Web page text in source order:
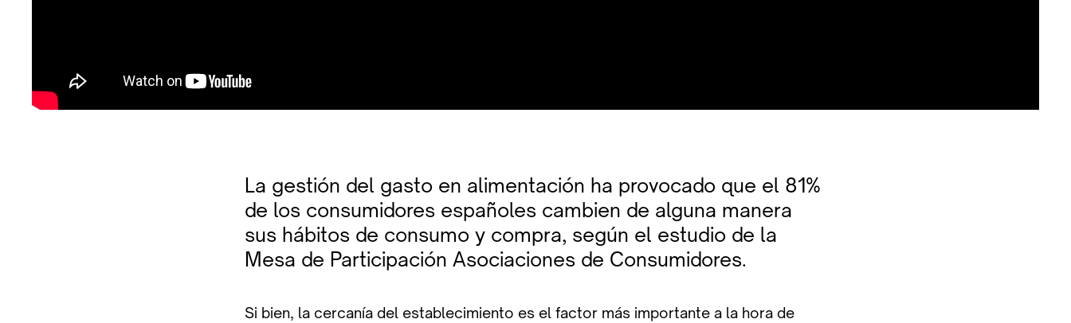
La gestión del gasto en alimentación ha provocado que el 81%
de los consumidores españoles cambien de alguna manera
sus hábitos de consumo y compra, según el estudio de la
Mesa de Participación Asociaciones de Consumidores.
Si bien, la cercanía del establecimiento es el factor más importante a la hora de